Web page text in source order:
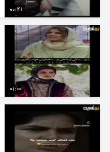
00:41
01:00